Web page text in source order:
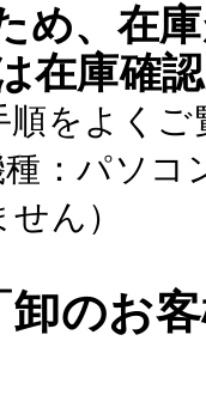
め、在
在庫確
順をよくご
：パソ
ん）
のお